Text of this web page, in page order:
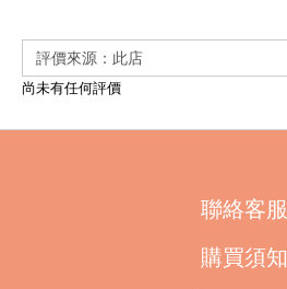
尚未有任何評價
聯絡客服
購買須知